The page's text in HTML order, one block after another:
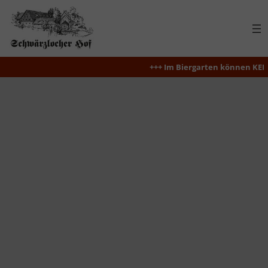
Inhalt
springen
+++ Im Biergarten können